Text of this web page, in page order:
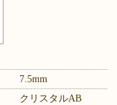
7.5mm
クリスタルAB